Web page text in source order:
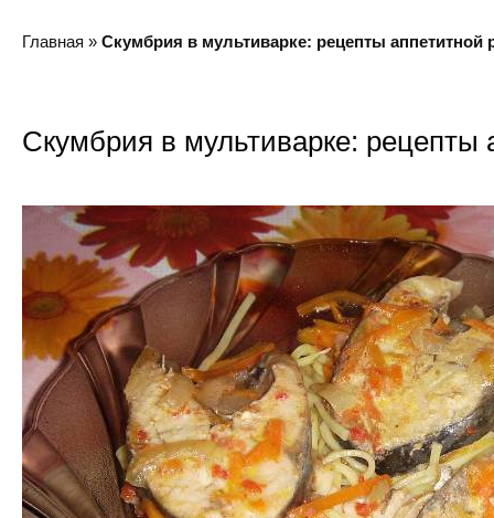
Главная » Скумбрия в мультиварке: рецепты аппетитной
Скумбрия в мультиварке: рецепты